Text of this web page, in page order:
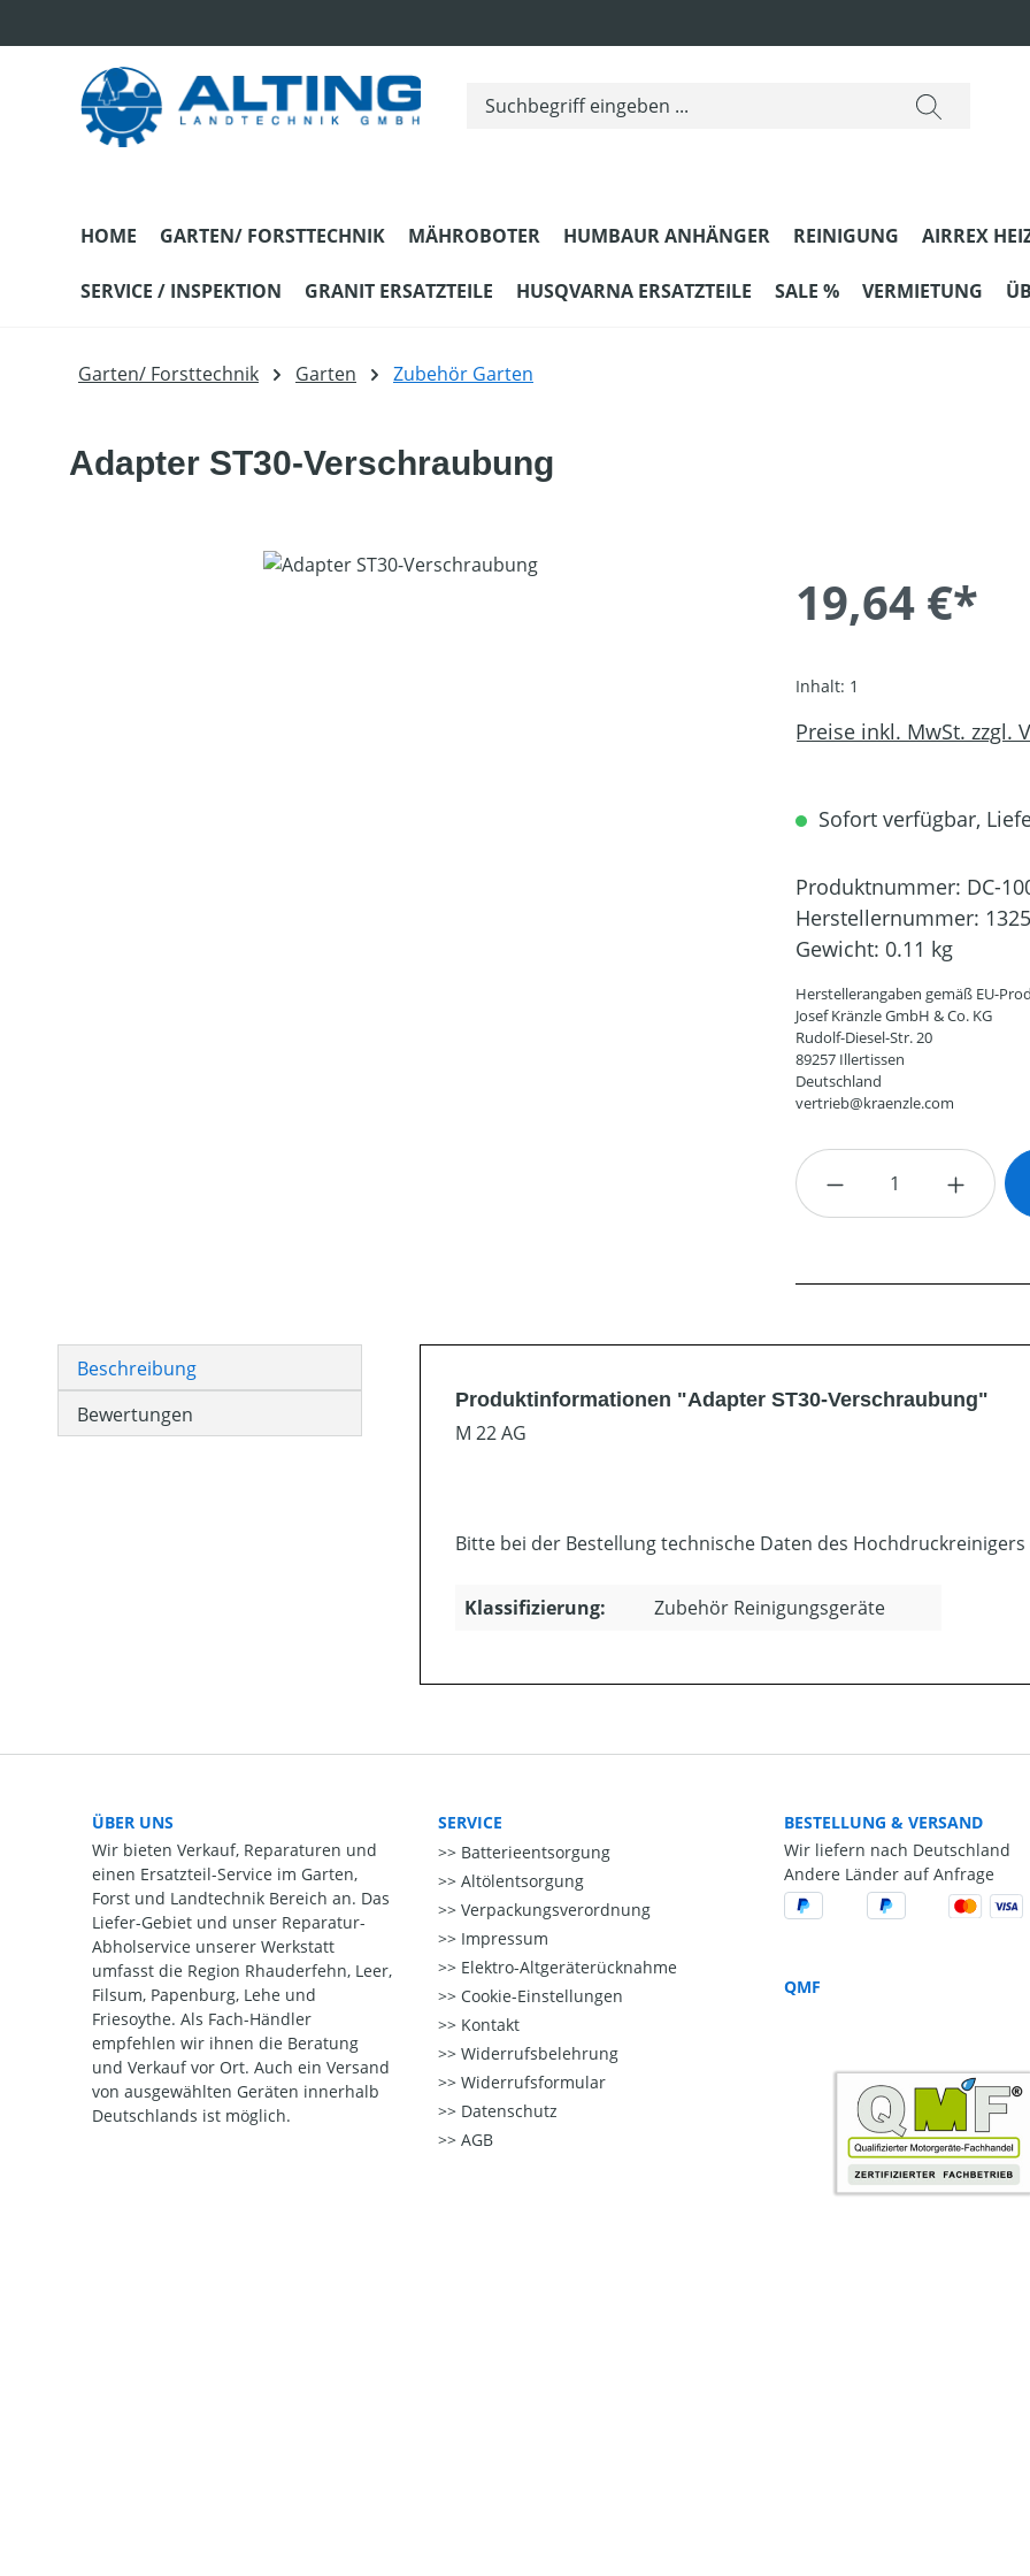
HOME GARTEN/ FORSTTECHNIK MÄHROBOTER HUMBAUR ANHÄNGER REINIGUNG AIRREX
SERVICE / INSPEKTION GRANIT ERSATZTEILE HUSQVARNA ERSATZTEILE SALE % VERMIETUNG
Garten/ Forsttechnik Garten Zubehör Garten
Adapter ST30-Verschraubung
Bildergalerie überspringen
19,64 €*
Inhalt: 1
Preise inkl. MwSt. zzgl.
Sofort verfügbar,
Produktnummer: DC-
Herstellernummer:
Gewicht: 0.11 kg
Herstellerangaben gemäß EU-
Josef Kränzle GmbH & Co. KG
Rudolf-Diesel-Str. 20
89257 Illertissen
Deutschland
vertrieb@kraenzle.com
Produkt Anzahl:
Beschreibung
Bewertungen
Produktinformationen "Adapter ST30-Verschraubung"
M 22 AG
Bitte bei der Bestellung technische Daten des
Klassifizierung: Zubehör Reinigungsgeräte
ÜBER UNS
Wir bieten Verkauf, Reparaturen und
einen Ersatzteil-Service im Garten,
Forst und Landtechnik Bereich an. Das
Liefer-Gebiet und unser Reparatur-
Abholservice unserer Werkstatt
umfasst die Region Rhauderfehn, Leer,
Filsum, Papenburg, Lehe und
Friesoythe. Als Fach-Händler
empfehlen wir ihnen die Beratung
und Verkauf vor Ort. Auch ein Versand
von ausgewählten Geräten innerhalb
Deutschlands ist möglich.
SERVICE
Batterieentsorgung
Altölentsorgung
Verpackungsverordnung
Impressum
Elektro-Altgeräterücknahme
Cookie-Einstellungen
Kontakt
Widerrufsbelehrung
Widerrufsformular
Datenschutz
AGB
BESTELLUNG & VERSAND
Wir liefern nach Deutschland
Andere Länder auf Anfrage
QMF